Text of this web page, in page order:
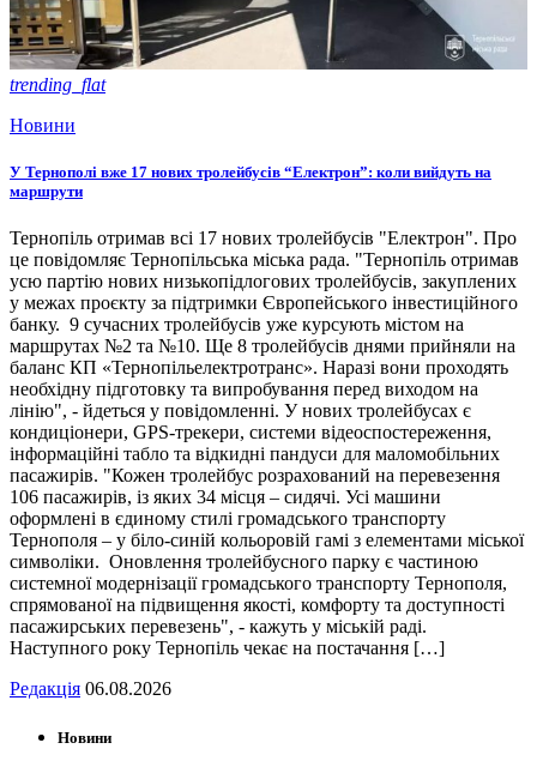
trending_flat
Новини
У Тернополі вже 17 нових тролейбусів “Електрон”: коли вийдуть на
маршрути
Тернопіль отримав всі 17 нових тролейбусів "Електрон". Про
це повідомляє Тернопільська міська рада. "Тернопіль отримав
усю партію нових низькопідлогових тролейбусів, закуплених
у межах проєкту за підтримки Європейського інвестиційного
банку. 9 сучасних тролейбусів уже курсують містом на
маршрутах №2 та №10. Ще 8 тролейбусів днями прийняли на
баланс КП «Тернопільелектротранс». Наразі вони проходять
необхідну підготовку та випробування перед виходом на
лінію", - йдеться у повідомленні. У нових тролейбусах є
кондиціонери, GPS-трекери, системи відеоспостереження,
інформаційні табло та відкидні пандуси для маломобільних
пасажирів. "Кожен тролейбус розрахований на перевезення
106 пасажирів, із яких 34 місця – сидячі. Усі машини
оформлені в єдиному стилі громадського транспорту
Тернополя – у біло-синій кольоровій гамі з елементами міської
символіки. Оновлення тролейбусного парку є частиною
системної модернізації громадського транспорту Тернополя,
спрямованої на підвищення якості, комфорту та доступності
пасажирських перевезень", - кажуть у міській раді.
Наступного року Тернопіль чекає на постачання […]
Редакція 06.08.2026
Новини